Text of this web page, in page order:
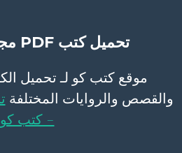
تحميل كتب PDF مجانا – كتب كو
والقصص والروايات المختلفة
– كتب كو